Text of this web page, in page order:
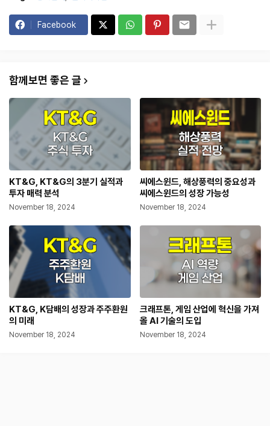
Facebook
함께보면 좋은 글
KT&G, KT&G의 3분기 실적과
투자 매력 분석
November 18, 2024
씨에스윈드, 해상풍력의 중요성과
씨에스윈드의 성장 가능성
November 18, 2024
KT&G, K담배의 성장과 주주환원
의 미래
November 18, 2024
크래프톤, 게임 산업에 혁신을 가져
올 AI 기술의 도입
November 18, 2024